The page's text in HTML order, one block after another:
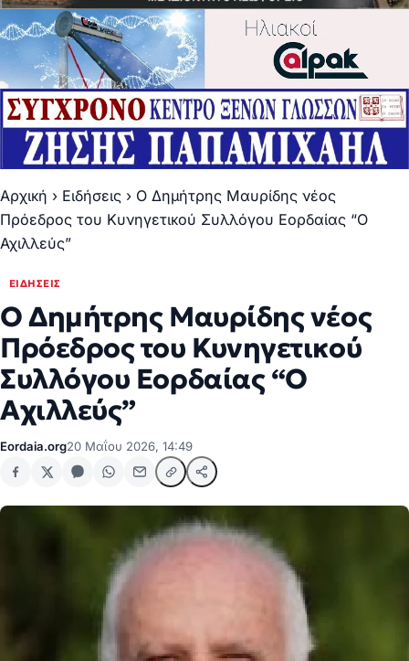
Αρχική › Ειδήσεις › Ο Δημήτρης Μαυρίδης νέος
Πρόεδρος του Κυνηγετικού Συλλόγου Εορδαίας “Ο
Αχιλλεύς”
ΕΙΔΉΣΕΙΣ
Ο Δημήτρης Μαυρίδης νέος
Πρόεδρος του Κυνηγετικού
Συλλόγου Εορδαίας “Ο
Αχιλλεύς”
Eordaia.org20 Μαΐου 2026, 14:49